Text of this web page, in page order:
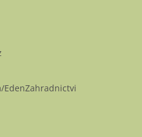
EdenZahradnictvi